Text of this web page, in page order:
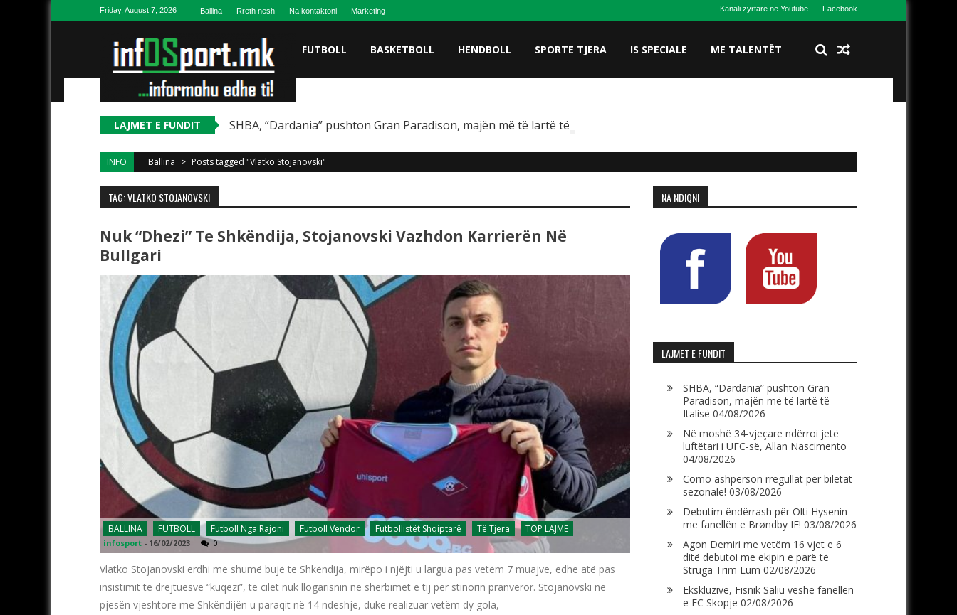
Skip to contentFriday, August 7, 2026 Ballina Rreth nesh Na kontaktoni Marketing Kanali zyrtarë në Youtube Facebook
FUTBOLL BASKETBOLL HENDBOLL SPORTE TJERA IS SPECIALE ME TALENTËT
LAJMET E FUNDIT SHBA, “Dardania” pushton Gran Paradison, majën më të lartë të Italisë
INFO Ballina > Posts tagged "Vlatko Stojanovski"
TAG: VLATKO STOJANOVSKI
Nuk “dhezi” Te Shkëndija, Stojanovski Vazhdon Karrierën Në
Bullgari
BALLINA FUTBOLL Futboll Nga Rajoni Futboll Vendor Futbollistët Shqiptarë Të Tjera TOP LAJME
infosport - 16/02/2023 0
Vlatko Stojanovski erdhi me shumë bujë te Shkëndija, mirëpo i njëjti u largua pas vetëm 7 muajve, edhe atë pas
insistimit të drejtuesve “kuqezi”, të cilët nuk llogarisnin në shërbimet e tij për stinorin pranveror. Stojanovski në
pjesën vjeshtore me Shkëndijën u paraqit në 14 ndeshje, duke realizuar vetëm dy gola,
NA NDIQNI
LAJMET E FUNDIT
SHBA, “Dardania” pushton Gran
Paradison, majën më të lartë të
Italisë 04/08/2026
Në moshë 34-vjeçare ndërroi jetë
luftëtari i UFC-së, Allan Nascimento
04/08/2026
Como ashpërson rregullat për biletat
sezonale! 03/08/2026
Debutim ëndërrash për Olti Hysenin
me fanellën e Brøndby IF! 03/08/2026
Agon Demiri me vetëm 16 vjet e 6
ditë debutoi me ekipin e parë të
Struga Trim Lum 02/08/2026
Ekskluzive, Fisnik Saliu veshë fanellën
e FC Skopje 02/08/2026